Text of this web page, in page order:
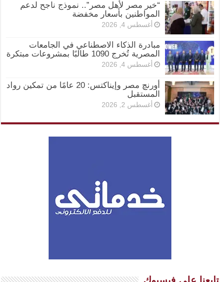
“خير مصر لأهل مصر”.. نموذج ناجح لدعم
المواطنين بأسعار مخفضة
أغسطس 4, 2026
مبادرة الذكاء الاصطناعي في الجامعات
المصرية تُخرج 1090 طالبًا بمشروعات مبتكرة
أغسطس 4, 2026
أورنچ مصر وإيناكتس: 20 عامًا من تمكين رواد
المستقبل
أغسطس 2, 2026